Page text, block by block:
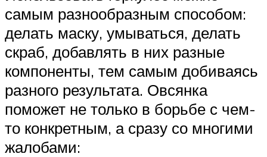
самым разнообразным способом:
делать маску, умываться, делать
скраб, добавлять в них разные
компоненты, тем самым добиваясь
разного результата. Овсянка
поможет не только в борьбе с чем-
то конкретным, а сразу со многими
жалобами: